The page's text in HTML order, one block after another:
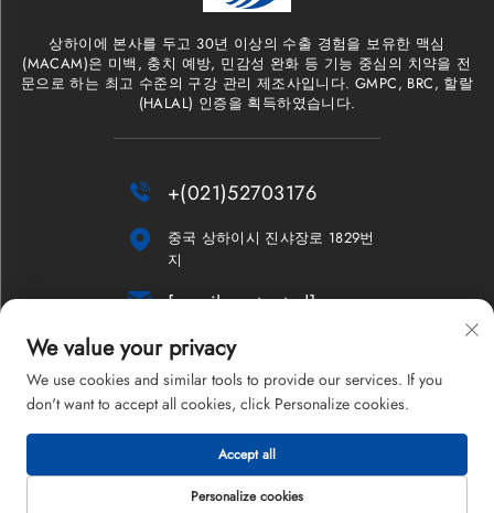
상하이에 본사를 두고 30년 이상의 수출 경험을 보유한 맥심
(MACAM)은 미백, 충치 예방, 민감성 완화 등 기능 중심의 치약을 전
문으로 하는 최고 수준의 구강 관리 제조사입니다. GMPC, BRC, 할랄
(HALAL) 인증을 획득하였습니다.
 +(021)52703176

중국 상하이시 진샤장로 1829번
지
 [email protected]
뉴스레터
저작권 © 2026 상하이 맥심 컴퍼니 리미티드. 모든 권리 보유.
개인정보 처리방침
We value your privacy
We use cookies and similar tools to provide our services. If you
don't want to accept all cookies, click Personalize cookies.
Personalize cookies
Accept all